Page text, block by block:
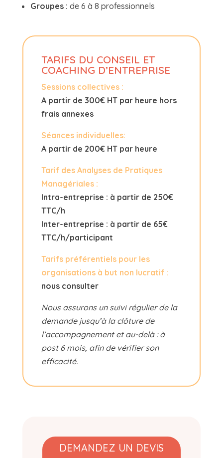
Groupes : de 6 à 8 professionnels
TARIFS DU CONSEIL ET
COACHING D’ENTREPRISE
Sessions collectives :
A partir de 300€ HT par heure hors
frais annexes
Séances individuelles:
A partir de 200€ HT par heure
Tarif des Analyses de Pratiques
Managériales :
Intra-entreprise : à partir de 250€
TTC/h
Inter-entreprise : à partir de 65€
TTC/h/participant
Tarifs préférentiels pour les
organisations à but non lucratif :
nous consulter
Nous assurons un suivi régulier de la
demande jusqu’à la clôture de
l’accompagnement et au-delà : à
post 6 mois, afin de vérifier son
efficacité.
DEMANDEZ UN DEVIS